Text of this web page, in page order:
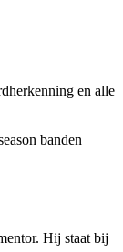
en alle
banden
Hij staat bij